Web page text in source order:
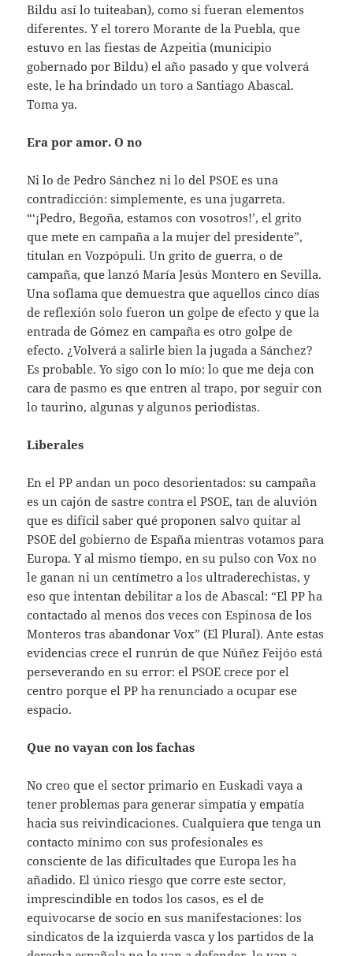
Bildu así lo tuiteaban), como si fueran elementos
diferentes. Y el torero Morante de la Puebla, que
estuvo en las fiestas de Azpeitia (municipio
gobernado por Bildu) el año pasado y que volverá
este, le ha brindado un toro a Santiago Abascal.
Toma ya.
Era por amor. O no
Ni lo de Pedro Sánchez ni lo del PSOE es una
contradicción: simplemente, es una jugarreta.
“‘¡Pedro, Begoña, estamos con vosotros!’, el grito
que mete en campaña a la mujer del presidente”,
titulan en Vozpópuli. Un grito de guerra, o de
campaña, que lanzó María Jesús Montero en Sevilla.
Una soflama que demuestra que aquellos cinco días
de reflexión solo fueron un golpe de efecto y que la
entrada de Gómez en campaña es otro golpe de
efecto. ¿Volverá a salirle bien la jugada a Sánchez?
Es probable. Yo sigo con lo mío: lo que me deja con
cara de pasmo es que entren al trapo, por seguir con
lo taurino, algunas y algunos periodistas.
Liberales
En el PP andan un poco desorientados: su campaña
es un cajón de sastre contra el PSOE, tan de aluvión
que es difícil saber qué proponen salvo quitar al
PSOE del gobierno de España mientras votamos para
Europa. Y al mismo tiempo, en su pulso con Vox no
le ganan ni un centímetro a los ultraderechistas, y
eso que intentan debilitar a los de Abascal: “El PP ha
contactado al menos dos veces con Espinosa de los
Monteros tras abandonar Vox” (El Plural). Ante estas
evidencias crece el runrún de que Núñez Feijóo está
perseverando en su error: el PSOE crece por el
centro porque el PP ha renunciado a ocupar ese
espacio.
Que no vayan con los fachas
No creo que el sector primario en Euskadi vaya a
tener problemas para generar simpatía y empatía
hacia sus reivindicaciones. Cualquiera que tenga un
contacto mínimo con sus profesionales es
consciente de las dificultades que Europa les ha
añadido. El único riesgo que corre este sector,
imprescindible en todos los casos, es el de
equivocarse de socio en sus manifestaciones: los
sindicatos de la izquierda vasca y los partidos de la